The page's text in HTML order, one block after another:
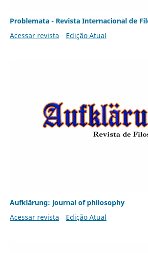
Problemata - Revista Internacional de
Acessar revista
Edição Atual
Aufklärung: journal of philosophy
Acessar revista
Edição Atual